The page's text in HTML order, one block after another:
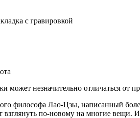
с гравировкой
может незначительно отличаться от
философа Лао-Цзы, написанный
по-новому на многие вещи.